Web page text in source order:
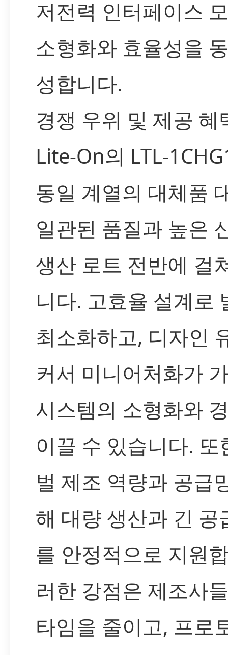
저전력 인터페이스
소형화와 효율성을
성합니다.
경쟁 우위 및 제공 혜
Lite-On의 LTL-
동일 계열의 대체품
일관된 품질과 높은
생산 로트 전반에 걸
니다. 고효율 설계로
최소화하고, 디자인
커서 미니어처화가
시스템의 소형화와
이끌 수 있습니다. 또
벌 제조 역량과 공급
해 대량 생산과 긴 공
를 안정적으로 지원
러한 강점은 제조사
타임을 줄이고, 프로